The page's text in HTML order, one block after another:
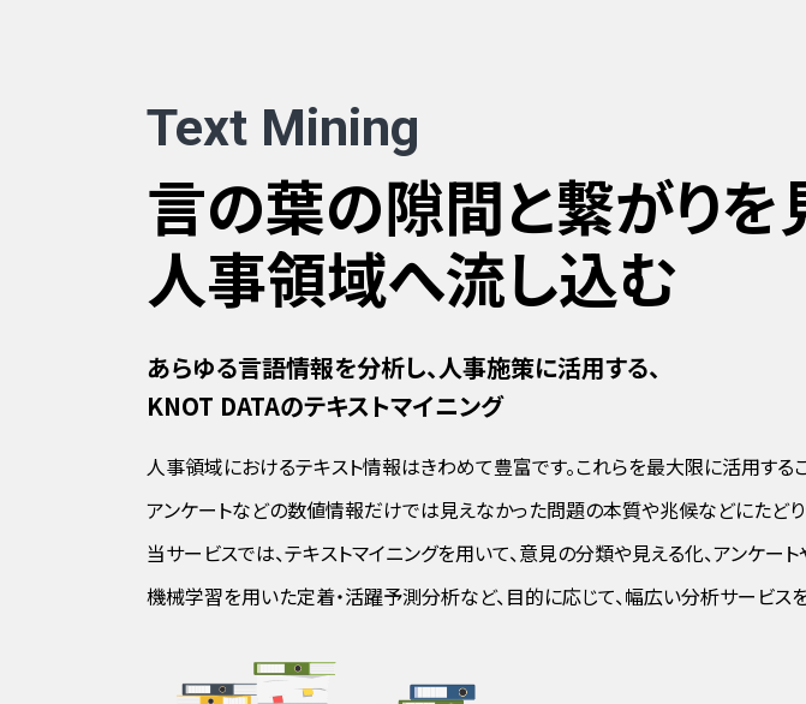
Text Mining
言の葉の隙間と繋がりを
人事領域へ流し込む
あらゆる言語情報を分析し、人事施策に活用する、
KNOT DATAのテキストマイニング
人事領域におけるテキスト情報はきわめて豊富です。これらを最大限に活用するこ
アンケートなどの数値情報だけでは見えなかった問題の本質や兆候などにたどり
当サービスでは、テキストマイニングを用いて、意見の分類や見える化、アンケー
機械学習を用いた定着・活躍予測分析など、目的に応じて、幅広い分析サービス